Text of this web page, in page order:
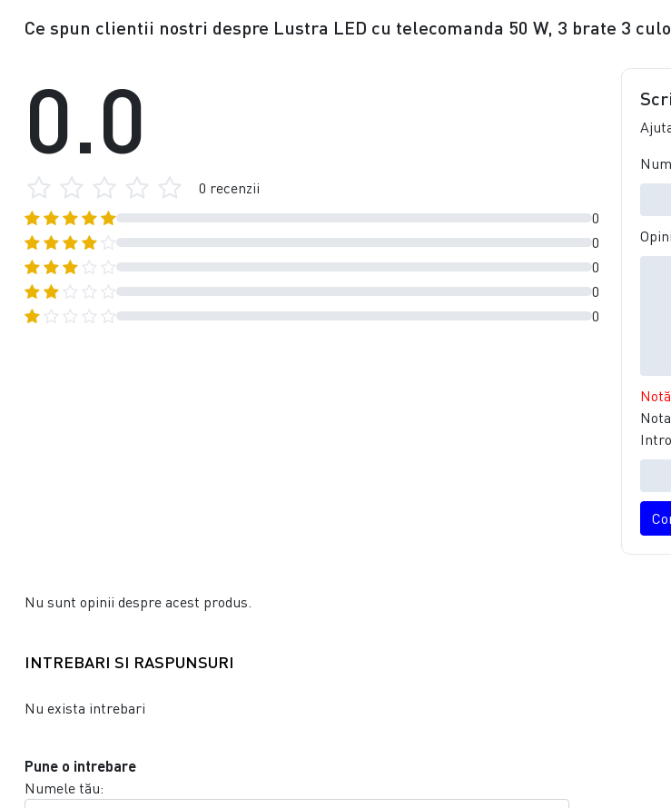
Ce spun clientii nostri despre Lustra LED cu telecomanda 50 W, 3 brate 3
0
0
0
0
0
0.0
0 recenzii
Nu sunt opinii despre acest produs.
INTREBARI SI RASPUNSURI
Nu exista intrebari
Pune o intrebare
Numele tău: